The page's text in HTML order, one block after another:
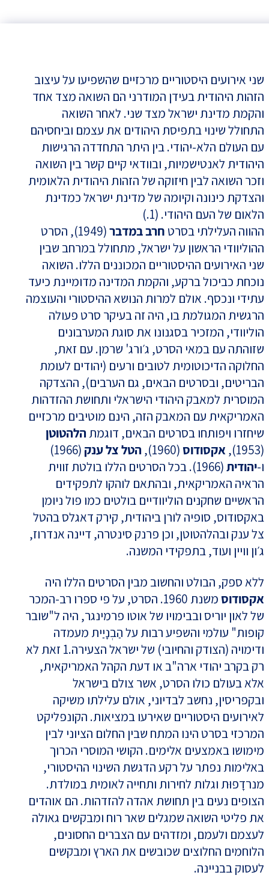
שני אירועים היסטוריים מרכזיים שהשפיעו על עיצוב
הזהות היהודית בעידן המודרני הם השואה מצד אחד
והקמת מדינת ישראל מצד שני. לאחר השואה
התחולל שינוי בתפיסת היהודים את עצמם וביחסיהם
עם העולם הלא-יהודי. בין היתר התחדדה הרגישות
היהודית לאנטישמיות, ובוודאי קיים קשר בין השואה
וזכר השואה לבין חיזוקה של הזהות היהודית הלאומית
והצדקת כינונה וקיומה של מדינת ישראל כמדינת
הלאום של העם היהודי. (1.)
ההווה העלילתי בסרט חרב במדבר
(1949), הסרט
ההוליוודי הראשון על ישראל, מתחולל במרחב שבין
שני האירועים ההיסטוריים המכוננים הללו. השואה
נוכחת כביכול ברקע, והקמת המדינה מדומיינת כיעד
עתידי ונכסף. אולם למרות הנושא ההיסטורי והעוצמה
הרגשית המגולמת בו, היה זה בעיקר סרט פעולה
הוליוודי, המזכיר בסגנונו את סוגת המערבונים
שזוהתה עם במאי הסרט, ג׳ורג' שרמן. עם זאת,
החלוקה הדיכוטומית לטובים ורעים (יהודים לעומת
הבריטים, ובסרטים הבאים, גם הערבים), ההצדקה
המוסרית למאבק היהודי הישראלי ותחושת ההזדהות
האמריקאית עם המאבק הזה, הינם מוטיבים מרכזיים
שיחזרו ויפותחו בסרטים הבאים, דוגמתהלהטוטן
(1953),
אקסודוס(1960), הטל צל ענק
(1966)
ו-יהודית
(1966). בכל הסרטים הללו בולטת זווית
הראיה האמריקאית, ובהתאם לוהקו לתפקידים
הראשיים שחקנים הוליוודיים בולטים כמו פול ניומן
באקסודוס, סופיה לורן ביהודית, קירק דאגלס בהטל
צל ענק ובהלהטוטן, וכן פרנק סינטרה, דיינה אנדרוז,
ג׳ון וויין ועוד, בתפקידי המשנה.
ללא ספק, הבולט והחשוב מבין הסרטים הללו היה
אקסודוס
משנת 1960. הסרט, על פי ספרו רב-המכר
של לאון יוריס ובבימויו של אוטו פרמינגר, היה ל"שובר
קופות" עולמי והשפיע רבות על הַבְנָיַית מעמדה
ודימויה (הצודק והחיובי) של ישראל הצעירה.1 זאת לא
רק בקרב יהודי ארה"ב או דעת הקהל האמריקאית,
אלא בעולם כולו הסרט, אשר צולם בישראל
ובקפריסין, נחשב לבדיוני, אולם עלילתו משיקה
לאירועים היסטוריים שאירעו במציאות. הקונפליקט
המרכזי בסרט הינו המתח שבין החלום הציוני לבין
מימושו באמצעים אלימים. הקושי המוסרי הכרוך
באלימות נפתר על רקע הדגשת השינוי ההיסטורי,
מנרדָפוּת וגלות לחירות ותחייה לאומית במולדת.
הצופים נעים בין תחושת אהדה להזדהות. הם אוהדים
את פליטי השואה שמגלים שאר רוח ומבקשים גאולה
לעצמם ולעמם, ומזדהים עם הצברים החסונים,
הלוחמים החלוצים שכובשים את הארץ ומבקשים
לעסוק בבניינה.